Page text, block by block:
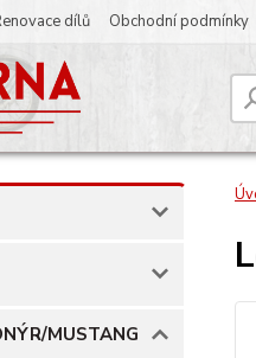
dílů Obchodní podmínky
MUSTANG